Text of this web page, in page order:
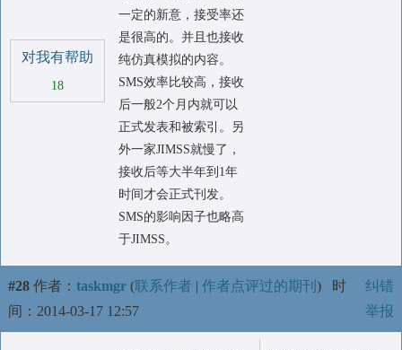
对我有帮助
18
一定的新意，接受率还
是很高的。并且也接收
纯仿真模拟的内容。
SMS效率比较高，接收
后一般2个月内就可以
正式发表和被索引。另
外一家JIMSS就慢了，
接收后等大半年到1年
时间才会正式刊发。
SMS的影响因子也略高
于JIMSS。
#28 作者： taskmgr (联系作者 | 作者点评过的期刊 ) 时
间：2014-03-17 12:57
纠错
举报